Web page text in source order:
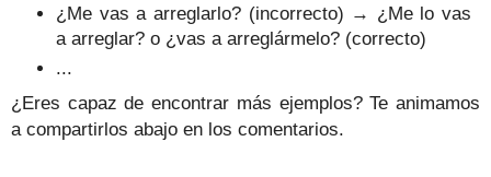
¿Me vas a arreglarlo? (incorrecto) → ¿Me lo vas
a arreglar? o ¿vas a arreglármelo? (correcto)
...
¿Eres capaz de encontrar más ejemplos? Te animamos
a compartirlos abajo en los comentarios.